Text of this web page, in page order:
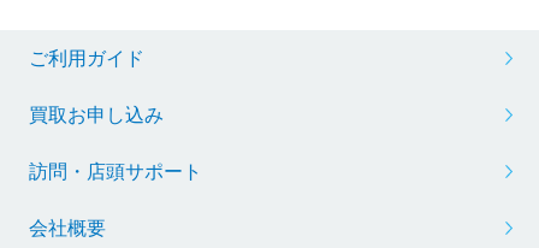
ご利用ガイド
買取お申し込み
訪問・店頭サポート
会社概要